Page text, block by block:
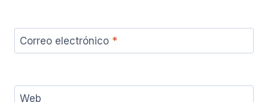
Correo electrónico *
Web